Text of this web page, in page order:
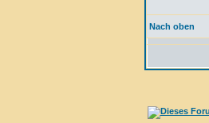
Nach oben